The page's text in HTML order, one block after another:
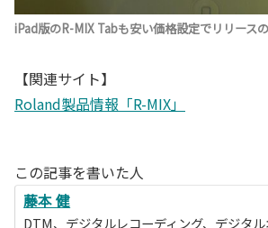
iPad版のR-MIX Tabも安い価格設定でリリース
【関連サイト】
Roland製品情報「R-MIX」
この記事を書いた人
藤本 健
DTM、デジタルレコーディング、デジタ